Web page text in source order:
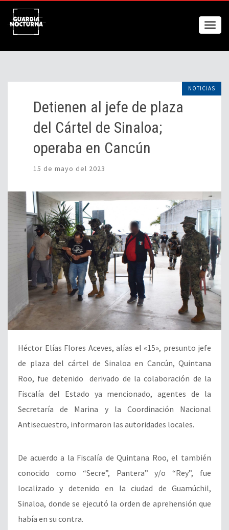
NOTICIAS
Detienen al jefe de plaza
del Cártel de Sinaloa;
operaba en Cancún
15 de mayo del 2023
Héctor Elías Flores Aceves, alías el «15», presunto jefe
de plaza del cártel de Sinaloa en Cancún, Quintana
Roo, fue detenido derivado de la colaboración de la
Fiscalía del Estado ya mencionado, agentes de la
Secretaría de Marina y la Coordinación Nacional
Antisecuestro, informaron las autoridades locales.
De acuerdo a la Fiscalía de Quintana Roo, el también
conocido como “Secre”, Pantera” y/o “Rey”, fue
localizado y detenido en la ciudad de Guamúchil,
Sinaloa, donde se ejecutó la orden de aprehensión que
había en su contra.